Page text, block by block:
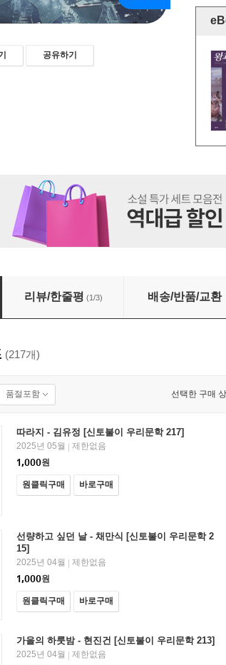
공유하기
우리문학 099]
리뷰/한줄평 (1/3) 배송/반품/교환
(217개)
품절포함 선택한 구매
따라지 - 김유정 [신토불이 우리문학 217]
2025년 05월
제한없음
1,000원
원클릭구매 바로구매
선량하고 싶던 날 - 채만식 [신토불이 우리문학 2
15]
2025년 04월
제한없음
1,000원
원클릭구매 바로구매
가을의 하룻밤 - 현진건 [신토불이 우리문학 213]
2025년 04월
제한없음